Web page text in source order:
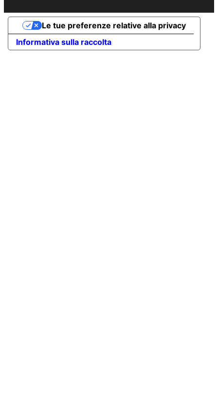
Informativa sulla raccolta
Le tue preferenze relative alla privacy